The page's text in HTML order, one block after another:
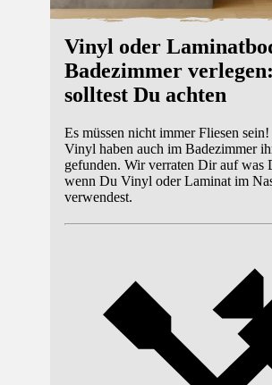
Vinyl oder
Badezimmer
solltest Du achten
Es müssen nicht immer Fliesen
Vinyl haben auch im Badezimmer
gefunden. Wir verraten Dir auf was
wenn Du Vinyl oder Laminat im
verwendest.